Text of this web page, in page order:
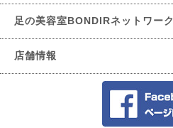
足の美容室BONDIRネットワーク
店舗情報